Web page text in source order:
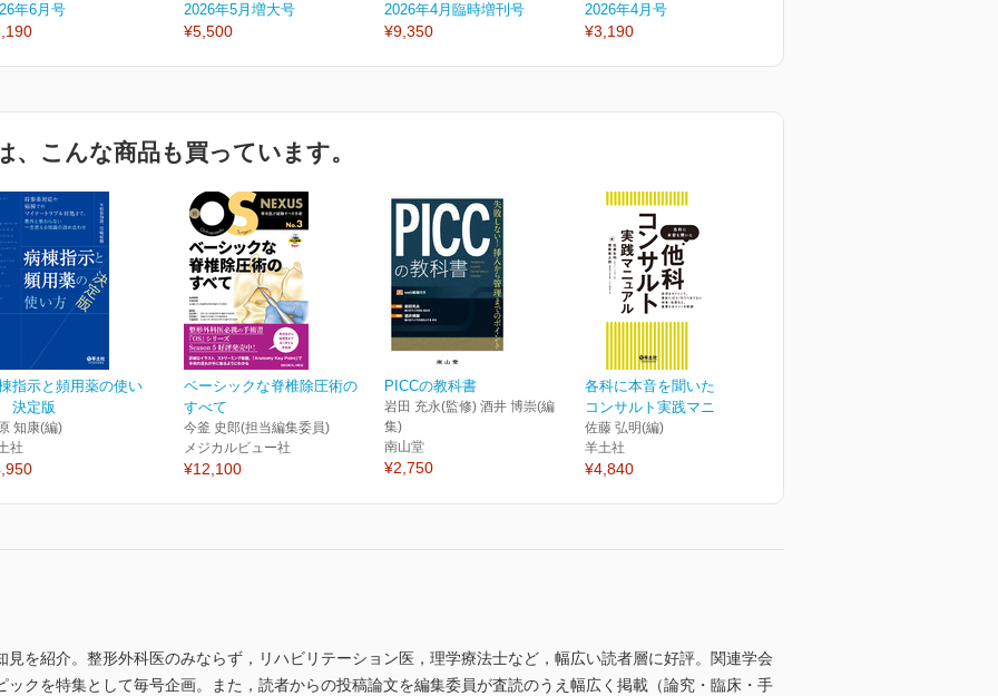
年6月号
2026年5月増大号
¥5,500
2026年4月臨時増刊号
¥9,350
2026年4月号
¥3,190
、こんな商品も買っています。
指示と頻用薬の使い
決定版
知康(編)
社
ベーシックな脊椎除圧術の
すべて
今釜 史郎(担当編集委員)
メジカルビュー社
¥12,100
PICCの教科書
岩田 充永(監修) 酒井 博崇(編
集)
南山堂
¥2,750
各科に本音を聞いた 他科
コンサルト実践マニュアル
佐藤 弘明(編)
羊土社
¥4,840
を紹介。整形外科医のみならず，リハビリテーション医，理学療法士など，幅広い読者層に好評。関連学会
ックを特集として毎号企画。また，読者からの投稿論文を編集委員が査読のうえ幅広く掲載（論究・臨床・手